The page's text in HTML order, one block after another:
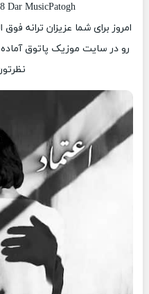
Dar MusicPatogh
امروز برای شما عزیزان ترانه
رو در سایت موزیک پاتوق